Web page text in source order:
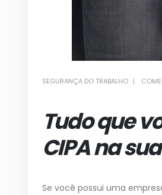
SEGURANÇA DO TRABALHO
Tudo que
CIPA na
Se você possui uma